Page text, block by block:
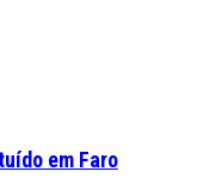
em Faro